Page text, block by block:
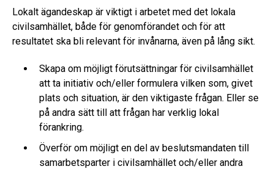
Lokalt ägandeskap är viktigt i arbetet med det lokala
civilsamhället, både för genomförandet och för att
resultatet ska bli relevant för invånarna, även på lång sikt.
Skapa om möjligt förutsättningar för civilsamhället
att ta initiativ och/eller formulera vilken som, givet
plats och situation, är den viktigaste frågan. Eller se
på andra sätt till att frågan har verklig lokal
förankring.
Överför om möjligt en del av beslutsmandaten till
samarbetsparter i civilsamhället och/eller andra